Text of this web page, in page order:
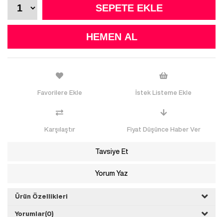
Favorilere Ekle İstek Listeme Ekle
Karşılaştır Fiyat Düşünce Haber Ver
Tavsiye Et
Yorum Yaz
Ürün Özellikleri
Yorumlar(0)